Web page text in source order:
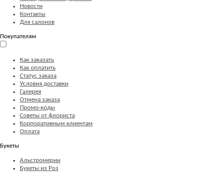
Новости
Контакты
Для салонов
Покупателям
Как заказать
Как оплатить
Статус заказа
Условия доставки
Галерея
Отмена заказа
Промо-коды
Советы от флориста
Корпоративным клиентам
Оплата
Букеты
Альстромерии
Букеты из Роз